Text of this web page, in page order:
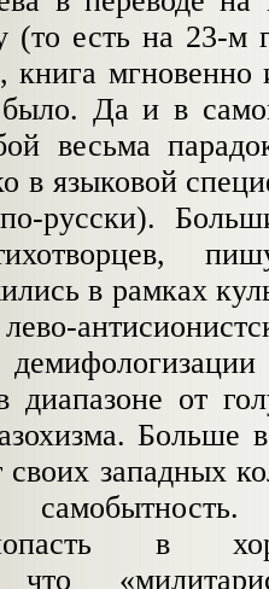
(то есть на 23-м
книга мгновенно
Да и в
весьма
в языковой
русски).
в рамках
диапазоне от
Больше
своих западных
в
что